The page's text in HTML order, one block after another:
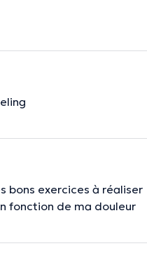
bons exercices à réaliser
fonction de ma douleur